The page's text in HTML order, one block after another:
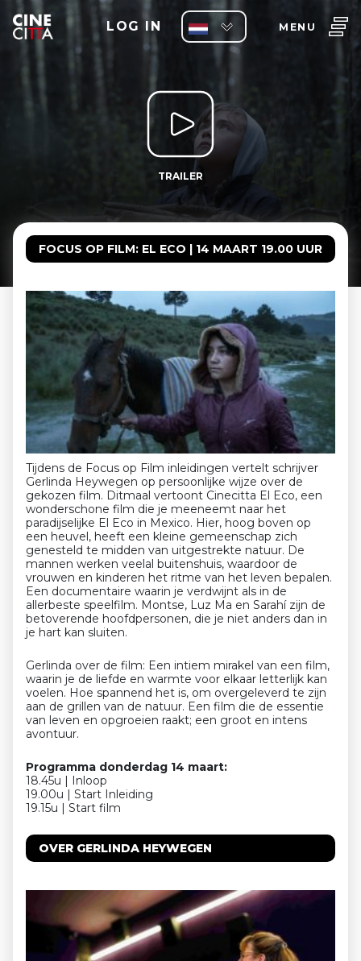
LOG IN MENU
TRAILER
FOCUS OP FILM: EL ECO | 14 MAART 19.00 UUR
Tijdens de Focus op Film inleidingen vertelt schrijver
Gerlinda Heywegen op persoonlijke wijze over de
gekozen film. Ditmaal vertoont Cinecitta El Eco, een
wonderschone film die je meeneemt naar het
paradijselijke El Eco in Mexico. Hier, hoog boven op
een heuvel, heeft een kleine gemeenschap zich
genesteld te midden van uitgestrekte natuur. De
mannen werken veelal buitenshuis, waardoor de
vrouwen en kinderen het ritme van het leven bepalen.
Een documentaire waarin je verdwijnt als in de
allerbeste speelfilm. Montse, Luz Ma en Sarahí zijn de
betoverende hoofdpersonen, die je niet anders dan in
je hart kan sluiten.
Gerlinda over de film: Een intiem mirakel van een film,
waarin je de liefde en warmte voor elkaar letterlijk kan
voelen. Hoe spannend het is, om overgeleverd te zijn
aan de grillen van de natuur. Een film die de essentie
van leven en opgroeien raakt; een groot en intens
avontuur.
Programma donderdag 14 maart:
18.45u | Inloop
19.00u | Start Inleiding
19.15u | Start film
OVER GERLINDA HEYWEGEN